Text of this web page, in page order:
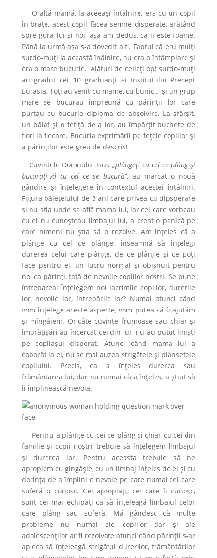
O altă mamă, la aceeași întâlnire, era cu un copil
în brațe, acest copil făcea semne disperate, arătând
spre gura lui și noi, așa am dedus, că îi este foame.
Până la urmă așa s-a dovedit a fi. Faptul că eru mulți
surdo-muți la această înâlnire, nu era o întâmplare și
era o mare bucurie. Alături de ceilați opt surdo-muți
au gradut cei 10 graduanți ai Institutului Precept
Eurasia. Toți au venit cu mame, cu bunici, și un grup
mare se bucurau împreună cu părinții lor care
purtau cu bucurie diploma de absolvire. La sfârșit,
un băiat și o fetiță de a lor, au împărțit buchete de
flori la fiecare. Bucuria exprimării pe fețele copiilor și
a părinților este greu de descris!
Cuvintele Domnului Isus „plângeți cu cei ce plâng și
bucurați-vă cu cei ce se bucură”, au marcat o nouă
gândire și înțelegere în contextul acestei întâlniri.
Figura băiețelului de 3 ani care privea cu dipsperare
și nu știa unde se află mama lui, iar cei care vorbeau
cu el nu cunoșteau limbajul lui, a creat o panică pe
care nimeni nu știa să o rezolve. Am înțeles că a
plânge cu cel ce plânge, înseamnă să înțelegi
durerea celui care plânge, de ce plânge și ce poți
face pentru el, un lucru normal și obișnuit pentru
noi ca părinți, față de nevoile copiilor noștri. Se pune
întrebarea: Înțelegem noi lacrimile copiilor, durerile
lor, nevoile lor, întrebările lor? Numai atunci când
vom înțelege aceste aspecte, vom putea să îi ajutăm
și mîngâiem. Oricâte cuvinte frumoase sau chiar și
îmbrățișări au încercat cei din jur, nu au putut liniști
pe copilașul disperat. Atunci când mama lui a
coborât la el, nu se mai auzea strigătele și plânsetele
copilului. Precis, ea a înțeles durerea sau
frământarea lui, dar nu numai că a înțeles, a știut să
îi împlinească nevoia.
Pentru a plânge cu cei ce plâng și chiar cu cei din
familie și copii noștri, trebuie să înțelegem limbajul
și durerea lor. Pentru aceasta trebuie să ne
apropiem cu gingășie, cu un limbaj înțeles de ei și cu
dorința de a împlini o nevoie pe care numai cei care
suferă o cunosc. Cei apropiați, cei care îi cunosc,
sunt cei mai echipați ca să înțeleagă limbajul celor
care plâng sau suferă. Mă gândesc că multe
probleme nu numai ale copiilor dar și ale
adolescenților ar fi rezolvate atunci când părinții s-ar
apleca să înțeleagă strigătul durerilor, frământărilor